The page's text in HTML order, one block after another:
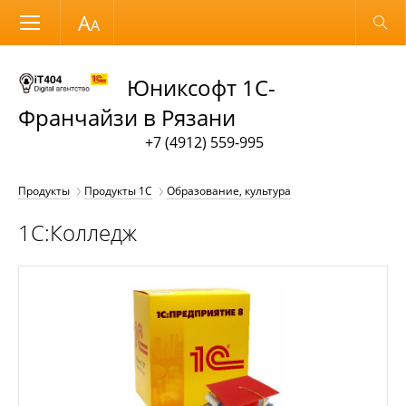
Размер шрифта Обычная версия
Юниксофт 1С-
Франчайзи в Рязани
+7 (4912) 559-995
Продукты Продукты 1С Образование, культура
1С:Колледж